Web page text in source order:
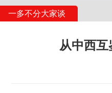
一多不分大家谈
从中西